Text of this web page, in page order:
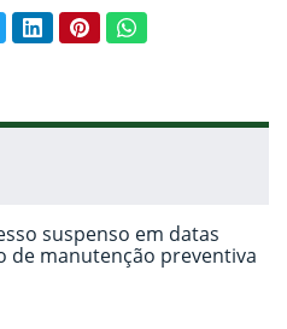
conteúdo:
LinkedInPinterestWhatsApp
suspenso em datas
de manutenção preventiva